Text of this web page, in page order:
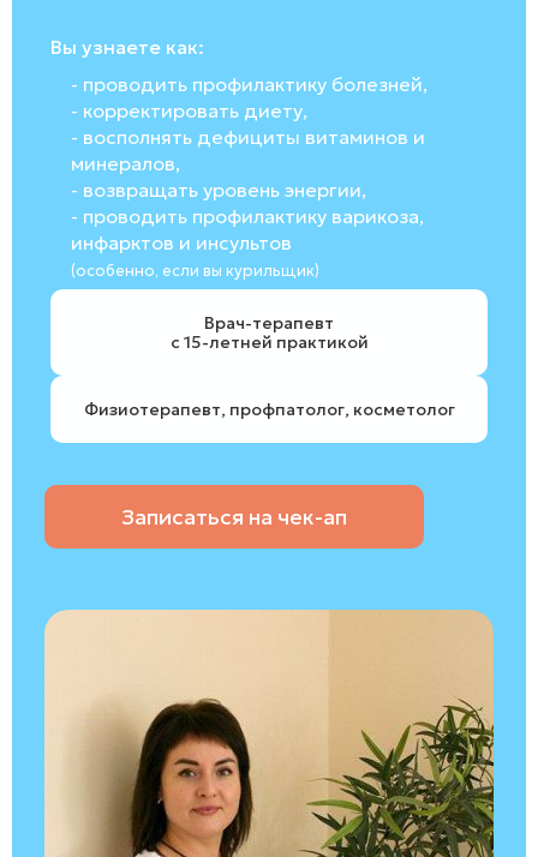
Вы узнаете как:
- проводить профилактику болезней,
- корректировать диету,
- восполнять дефициты витаминов и
минералов,
- возвращать уровень энергии,
- проводить профилактику варикоза,
инфарктов и инсультов
(особенно, если вы курильщик)
Врач-терапевт
с 15-летней практикой
Физиотерапевт, профпатолог, косметолог
Записаться на чек-ап